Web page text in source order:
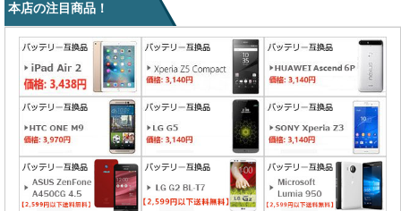
本店の注目商品！